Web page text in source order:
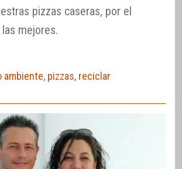
pizzas caseras, por el
mejores.
ambiente, pizzas, reciclar